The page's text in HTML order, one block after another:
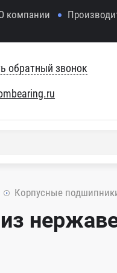
компании
обратный звонок
Корпусные